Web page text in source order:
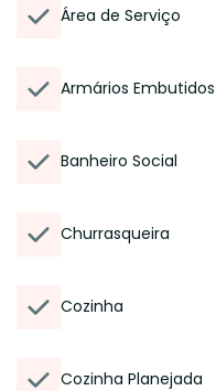
Área de Serviço
Armários Embutidos
Banheiro Social
Churrasqueira
Cozinha
Cozinha Planejada